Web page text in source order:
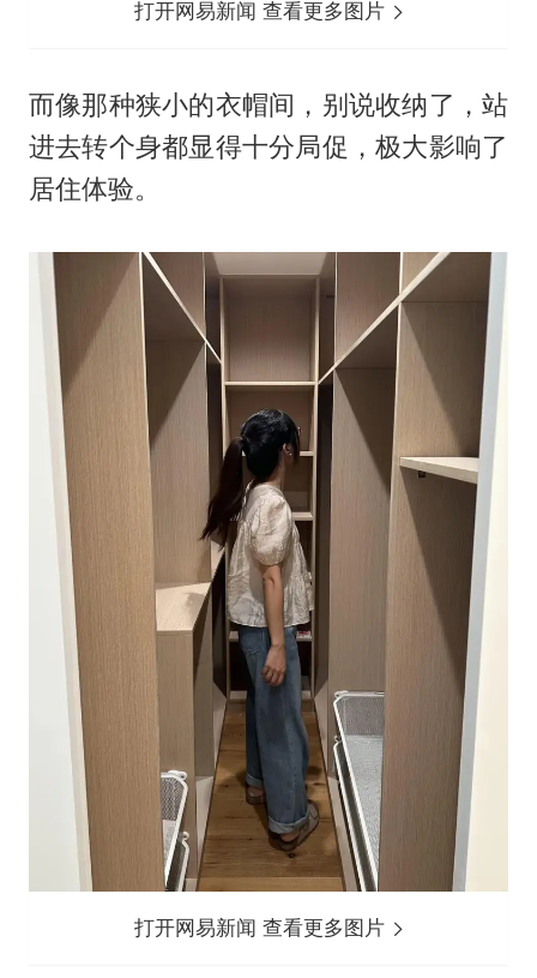
打开网易新闻 查看更多图片
而像那种狭小的衣帽间，别说收纳了，站
进去转个身都显得十分局促，极大影响了
居住体验。
打开网易新闻 查看更多图片